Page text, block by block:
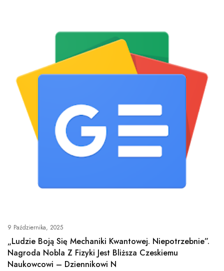
9 Października, 2025
„Ludzie Boją Się Mechaniki Kwantowej. Niepotrzebnie”.
Nagroda Nobla Z Fizyki Jest Bliższa Czeskiemu
Naukowcowi – Dziennikowi N